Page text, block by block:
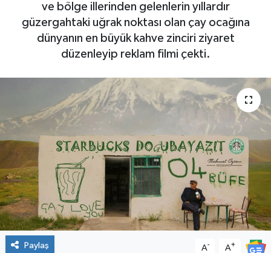
ve bölge illerinden gelenlerin yıllardır
güzergahtaki uğrak noktası olan çay ocağına
dünyanın en büyük kahve zinciri ziyaret
düzenleyip reklam filmi çekti.
Paylaş A- A+